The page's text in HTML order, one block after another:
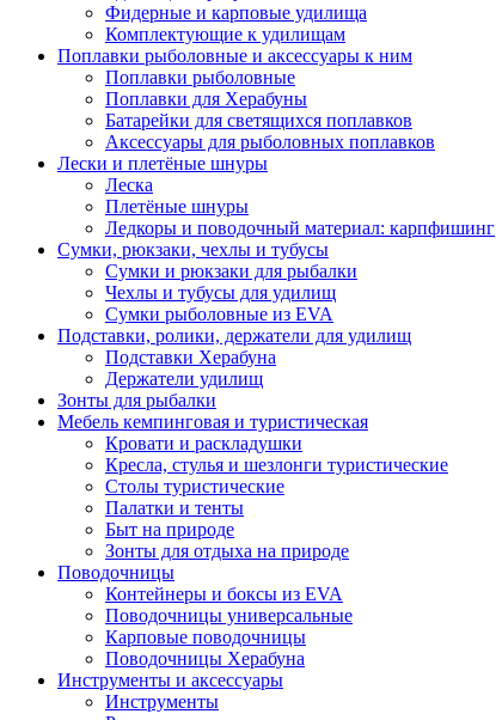
Фидерные и карповые удилища
Комплектующие к удилищам
Поплавки рыболовные и аксессуары к ним
Поплавки рыболовные
Поплавки для Херабуны
Батарейки для светящихся поплавков
Аксессуары для рыболовных поплавков
Лески и плетёные шнуры
Леска
Плетёные шнуры
Ледкоры и поводочный материал: карпфишинг
Сумки, рюкзаки, чехлы и тубусы
Сумки и рюкзаки для рыбалки
Чехлы и тубусы для удилищ
Сумки рыболовные из EVA
Подставки, ролики, держатели для удилищ
Подставки Херабуна
Держатели удилищ
Зонты для рыбалки
Мебель кемпинговая и туристическая
Кровати и раскладушки
Кресла, стулья и шезлонги туристические
Столы туристические
Палатки и тенты
Быт на природе
Зонты для отдыха на природе
Поводочницы
Контейнеры и боксы из EVA
Поводочницы универсальные
Карповые поводочницы
Поводочницы Херабуна
Инструменты и аксессуары
Инструменты